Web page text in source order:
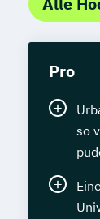
Pro
so